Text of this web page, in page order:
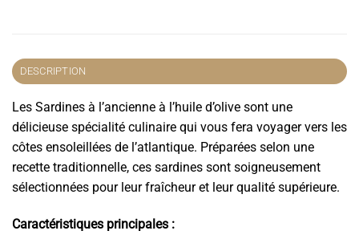
DESCRIPTION
Les Sardines à l’ancienne à l’huile d’olive sont une
délicieuse spécialité culinaire qui vous fera voyager vers les
côtes ensoleillées de l’atlantique. Préparées selon une
recette traditionnelle, ces sardines sont soigneusement
sélectionnées pour leur fraîcheur et leur qualité supérieure.
Caractéristiques principales :